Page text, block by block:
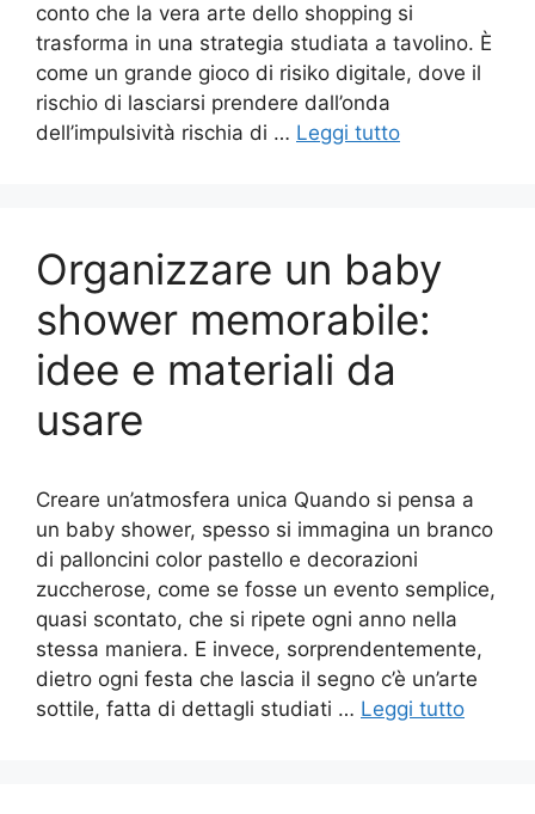
conto che la vera arte dello shopping si
trasforma in una strategia studiata a tavolino. È
come un grande gioco di risiko digitale, dove il
rischio di lasciarsi prendere dall’onda
dell’impulsività rischia di … Leggi tutto
Organizzare un baby
shower memorabile:
idee e materiali da
usare
Creare un’atmosfera unica Quando si pensa a
un baby shower, spesso si immagina un branco
di palloncini color pastello e decorazioni
zuccherose, come se fosse un evento semplice,
quasi scontato, che si ripete ogni anno nella
stessa maniera. E invece, sorprendentemente,
dietro ogni festa che lascia il segno c’è un’arte
sottile, fatta di dettagli studiati … Leggi tutto